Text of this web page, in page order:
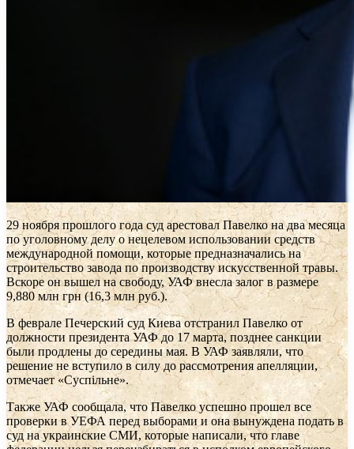
29 ноября прошлого года суд арестовал Павелко на два месяца
по уголовному делу о нецелевом использовании средств
международной помощи, которые предназначались на
строительство завода по производству искусственной травы.
Вскоре он вышел на свободу, УАФ внесла залог в размере
9,880 млн грн (16,3 млн руб.).
В феврале Печерский суд Киева отстранил Павелко от
должности президента УАФ до 17 марта, позднее санкции
были продлены до середины мая. В УАФ заявляли, что
решение не вступило в силу до рассмотрения апелляции,
отмечает «Суспільне».
Также УАФ сообщала, что Павелко успешно прошел все
проверки в УЕФА перед выборами и она вынуждена подать в
суд на украинские СМИ, которые написали, что главе